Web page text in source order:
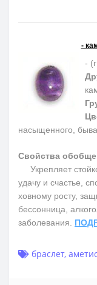
-
-
насыщенного,
Свойства
Укрепляет
удачу и счастье,
ховному росту,
бессонница,
заболевания.
браслет,